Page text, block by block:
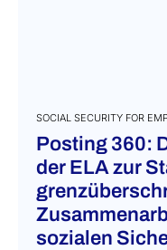
SOCIAL SECURITY FOR
Posting 360:
der ELA zur
sozialen